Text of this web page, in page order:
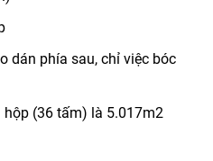
dán phía sau, chỉ việc bóc
(36 tấm) là 5.017m2